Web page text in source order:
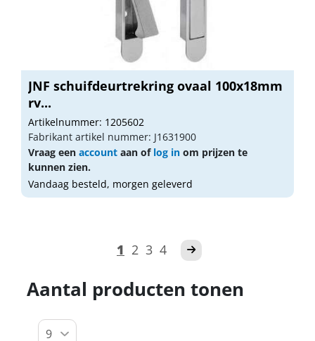
JNF schuifdeurtrekring ovaal 100x18mm
rv...
Artikelnummer: 1205602
Fabrikant artikel nummer: J1631900
Vraag een account aan of log in om prijzen te
kunnen zien.
Vandaag besteld, morgen geleverd
1 2 3 4
Aantal producten tonen